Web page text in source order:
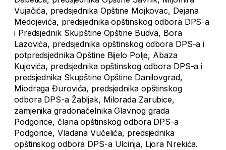
Vujačića, predsjednika Opštine Mojkovac, Dejana
Medojevića, predsjednika opštinskog odbora DPS-a
i Predsjednik Skupštine Opštine Budva, Bora
Lazovića, predsjednika opštinskog odbora DPS-a i
potpredsjednika Opštine Bijelo Polje, Abaza
Kujovića, predsjednika opštinskog odbora DPS-a i
predsjednika Skupštine Opštine Danilovgrad,
Miodraga Đurovića, predsjednika opštinskog
odbora DPS-a Žabljak, Milorada Zarubice,
zamjenika gradonačelnika Glavnog grada
Podgorice, člana opštinskog odbora DPS-a
Podgorice, Vladana Vučelića, predsjednika
opštinskog odbora DPS-a Ulcinja, Ljora Nrekića.